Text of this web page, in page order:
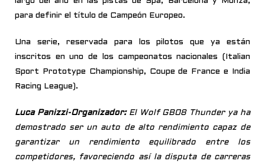
para definir el título de Campeón Europeo.
Una serie, reservada para los pilotos que ya están
inscritos en uno de los campeonatos nacionales (Italian
Sport Prototype Championship, Coupe de France e India
Racing League).
Luca Panizzi-Organizador:El Wolf GB08 Thunder ya ha
demostrado ser un auto de alto rendimiento capaz de
garantizar un rendimiento equilibrado entre los
competidores, favoreciendo así la disputa de carreras